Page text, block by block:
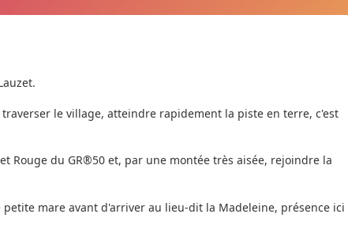
le village, atteindre rapidement la piste en terre, c'est
Rouge du GR®50 et, par une montée très aisée, rejoindre la
mare avant d'arriver au lieu-dit la Madeleine, présence ici